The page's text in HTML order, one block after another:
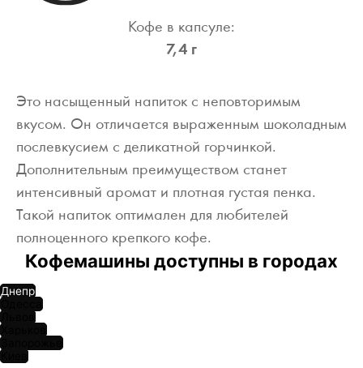
Кофе в капсуле:
7,4 г
Это насыщенный напиток с неповторимым
вкусом. Он отличается выраженным шоколадным
послевкусием с деликатной горчинкой.
Дополнительным преимуществом станет
интенсивный аромат и плотная густая пенка.
Такой напиток оптимален для любителей
полноценного крепкого кофе.
Кофемашины доступны в городах
Днепр